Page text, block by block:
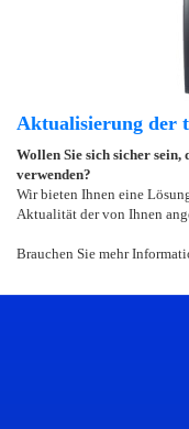
Aktualisierung der
Wollen Sie sich sicher sein,
verwenden?
Wir bieten Ihnen eine
Aktualität der von Ihnen
Brauchen Sie mehr